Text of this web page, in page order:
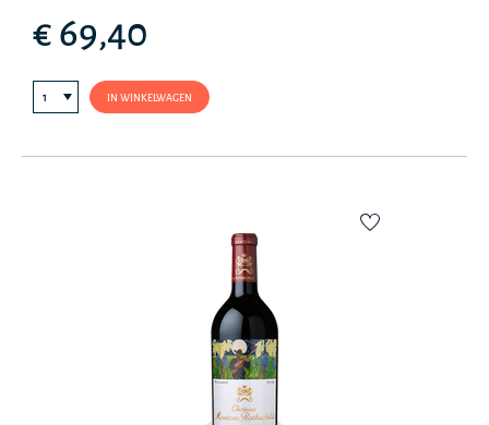
€ 69,40
IN WINKELWAGEN